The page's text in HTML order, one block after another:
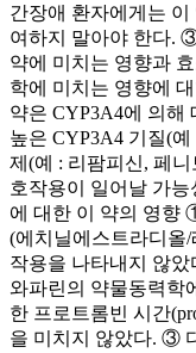
간장애 환자에게는
여하지 말아야 한다.
약에 미치는 영향과
학에 미치는 영향에
약은 CYP3A4에 의해
높은 CYP3A4 기질(
제(예 : 리팜피신, 페
호작용이 일어날 가
에 대한 이 약의 영향
(에치닐에스트라디올
작용을 나타내지 않
와파린의 약물동력학
한 프로트롬빈 시간
을 미치지 않았다. ③